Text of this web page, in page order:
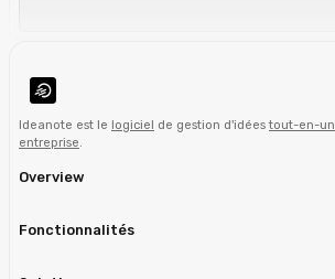
Ideanote est le logiciel de gestion d'idéestout-en-un
entreprise
Overview
Fonctionnalités